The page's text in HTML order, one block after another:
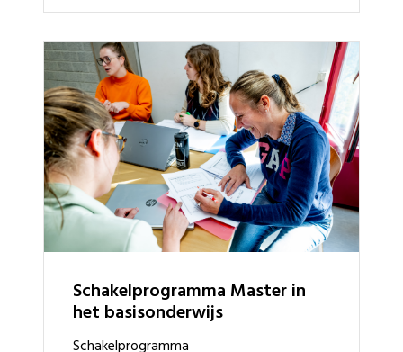
schakelprogramma Master in
het basisonderwijs
schakelprogramma